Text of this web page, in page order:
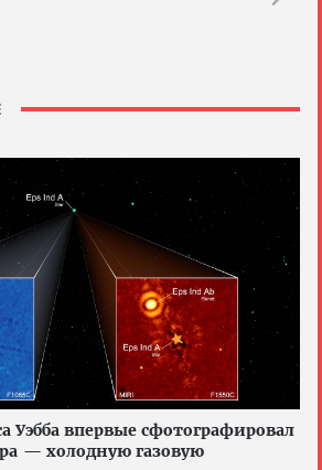
Уэбба впервые сфотографировал
— холодную газовую